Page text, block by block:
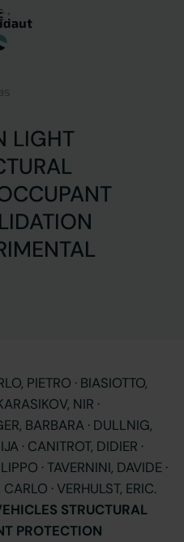
LIGHT
PIETRO · BIASIOTTO,
NIR ·
BARBARA · DULLNIG,
· CANITROT, DIDIER ·
· TAVERNINI, DAVIDE ·
· VERHULST, ERIC.
STRUCTURAL
PROTECTION